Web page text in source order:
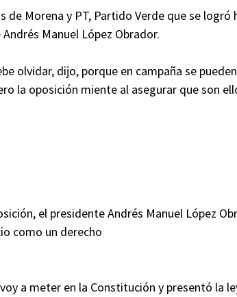
de Morena y PT, Partido Verde que se logró
Manuel López Obrador.
olvidar, dijo, porque en campaña se
la oposición miente al asegurar que son
el presidente Andrés Manuel López
como un derecho
a meter en la Constitución y presentó la